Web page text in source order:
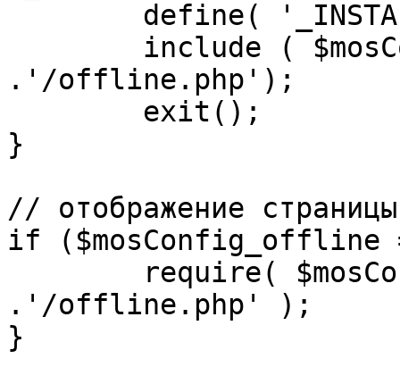
.'/offline.php');
}
// отображение
if ($mosConfig_offline
.'/offline.php' );
}